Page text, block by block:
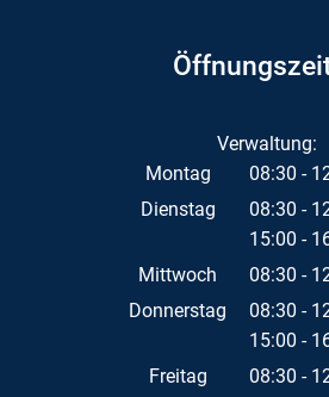
Verwaltung:
Montag
08:30 -
Dienstag 08:30 -
15:00 -
Mittwoch 08:30 -
Donnerstag 08:30 -
15:00 -
Freitag 08:30 -